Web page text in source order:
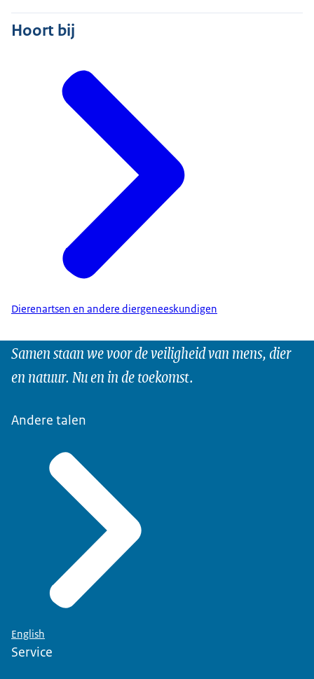
Hoort bij
Dierenartsen en andere diergeneeskundigen
Samen staan we voor de veiligheid van mens, dier
en natuur. Nu en in de toekomst.
Andere talen
English
Service